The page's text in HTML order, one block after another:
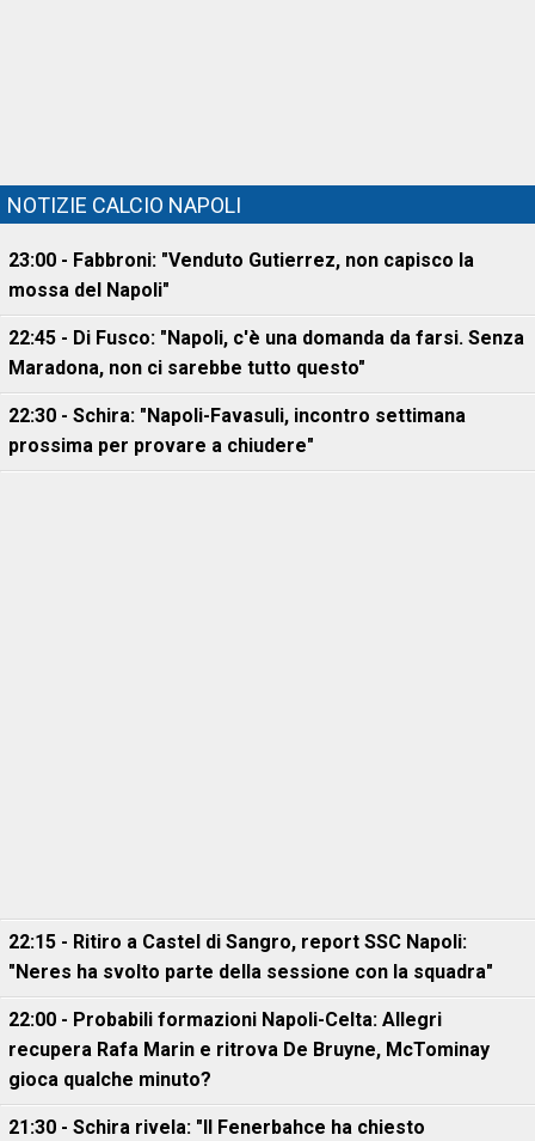
NOTIZIE CALCIO NAPOLI
23:00 - Fabbroni: "Venduto Gutierrez, non capisco la
mossa del Napoli"
22:45 - Di Fusco: "Napoli, c'è una domanda da farsi. Senza
Maradona, non ci sarebbe tutto questo"
22:30 - Schira: "Napoli-Favasuli, incontro settimana
prossima per provare a chiudere"
22:15 - Ritiro a Castel di Sangro, report SSC Napoli:
"Neres ha svolto parte della sessione con la squadra"
22:00 - Probabili formazioni Napoli-Celta: Allegri
recupera Rafa Marin e ritrova De Bruyne, McTominay
gioca qualche minuto?
21:30 - Schira rivela: "Il Fenerbahce ha chiesto